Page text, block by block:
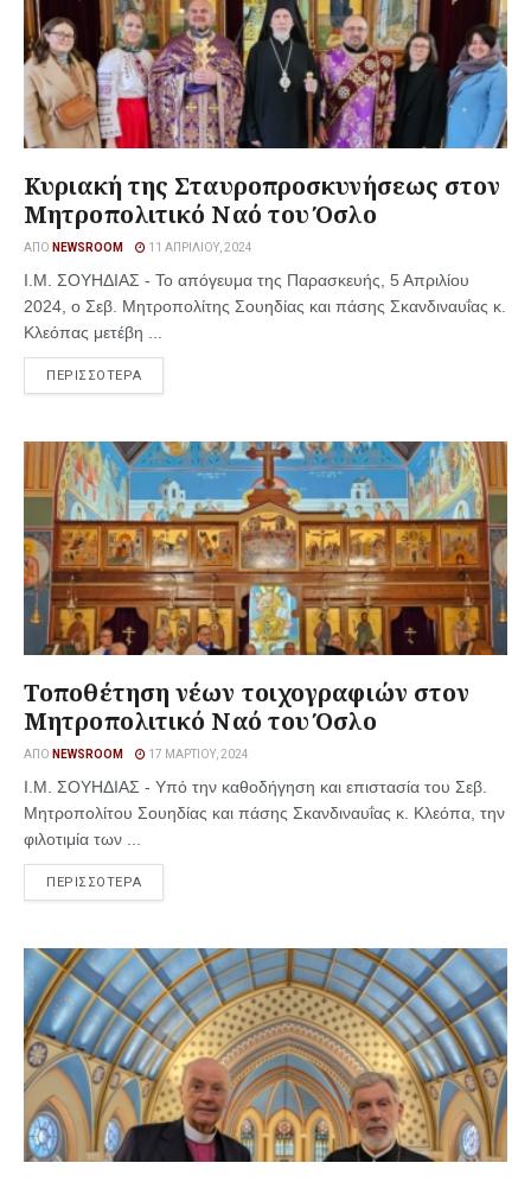
Κυριακή της Σταυροπροσκυνήσεως στον
Μητροπολιτικό Ναό του Όσλο
ΑΠΌ NEWSROOM 11 ΑΠΡΙΛΊΟΥ, 2024
Ι.Μ. ΣΟΥΗΔΙΑΣ - Το απόγευμα της Παρασκευής, 5 Απριλίου
2024, ο Σεβ. Μητροπολίτης Σουηδίας και πάσης Σκανδιναυΐας κ.
Κλεόπας μετέβη ...
ΠΕΡΙΣΣΟΤΕΡΑ
Τοποθέτηση νέων τοιχογραφιών στον
Μητροπολιτικό Ναό του Όσλο
ΑΠΌ NEWSROOM 17 ΜΑΡΤΊΟΥ, 2024
Ι.Μ. ΣΟΥΗΔΙΑΣ - Υπό την καθοδήγηση και επιστασία του Σεβ.
Μητροπολίτου Σουηδίας και πάσης Σκανδιναυΐας κ. Κλεόπα, την
φιλοτιμία των ...
ΠΕΡΙΣΣΟΤΕΡΑ